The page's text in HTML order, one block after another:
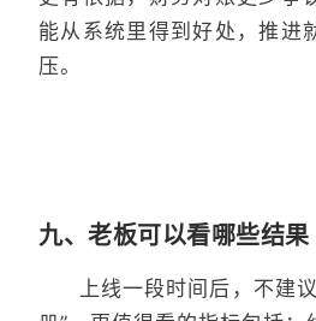
能从系统里得到好处，推进
压。
九、老板可以看哪些结果
上线一段时间后，不建